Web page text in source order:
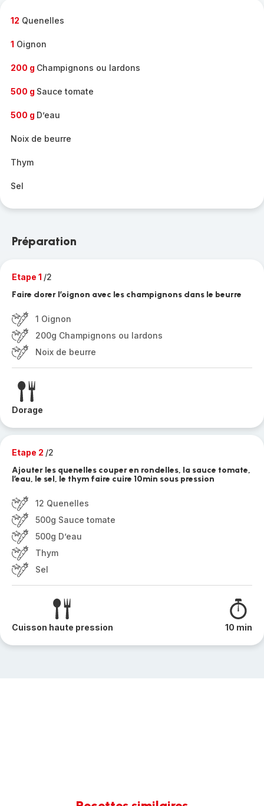
12 Quenelles
1 Oignon
200 g Champignons ou lardons
500 g Sauce tomate
500 g D’eau
Noix de beurre
Thym
Sel
Préparation
Etape 1 /2
Faire dorer l’oignon avec les champignons dans le beurre
1 Oignon
200g Champignons ou lardons
Noix de beurre
Dorage
Etape 2 /2
Ajouter les quenelles couper en rondelles, la sauce tomate,
l’eau, le sel, le thym faire cuire 10min sous pression
12 Quenelles
500g Sauce tomate
500g D’eau
Thym
Sel
Cuisson haute pression 10 min